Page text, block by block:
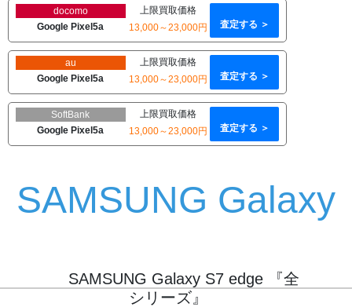
docomo
Google Pixel5a
上限買取価格
13,000～23,000円
査定する ＞
au
Google Pixel5a
上限買取価格
13,000～23,000円
査定する ＞
SoftBank
Google Pixel5a
上限買取価格
13,000～23,000円
査定する ＞
SAMSUNG Galaxy
SAMSUNG Galaxy S7 edge 『全
シリーズ』